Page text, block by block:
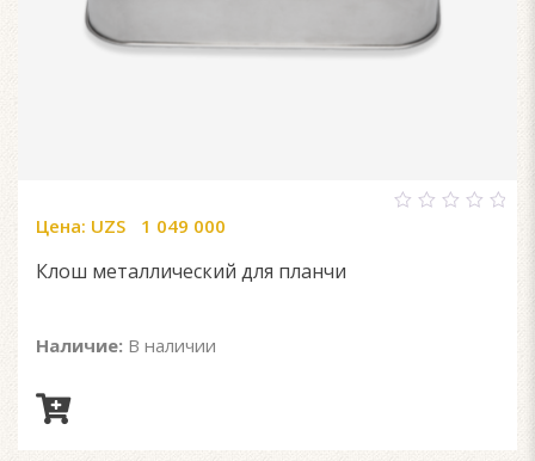
Цена: UZS 1 049 000
Клош металлический для планчи
Наличие: В наличии